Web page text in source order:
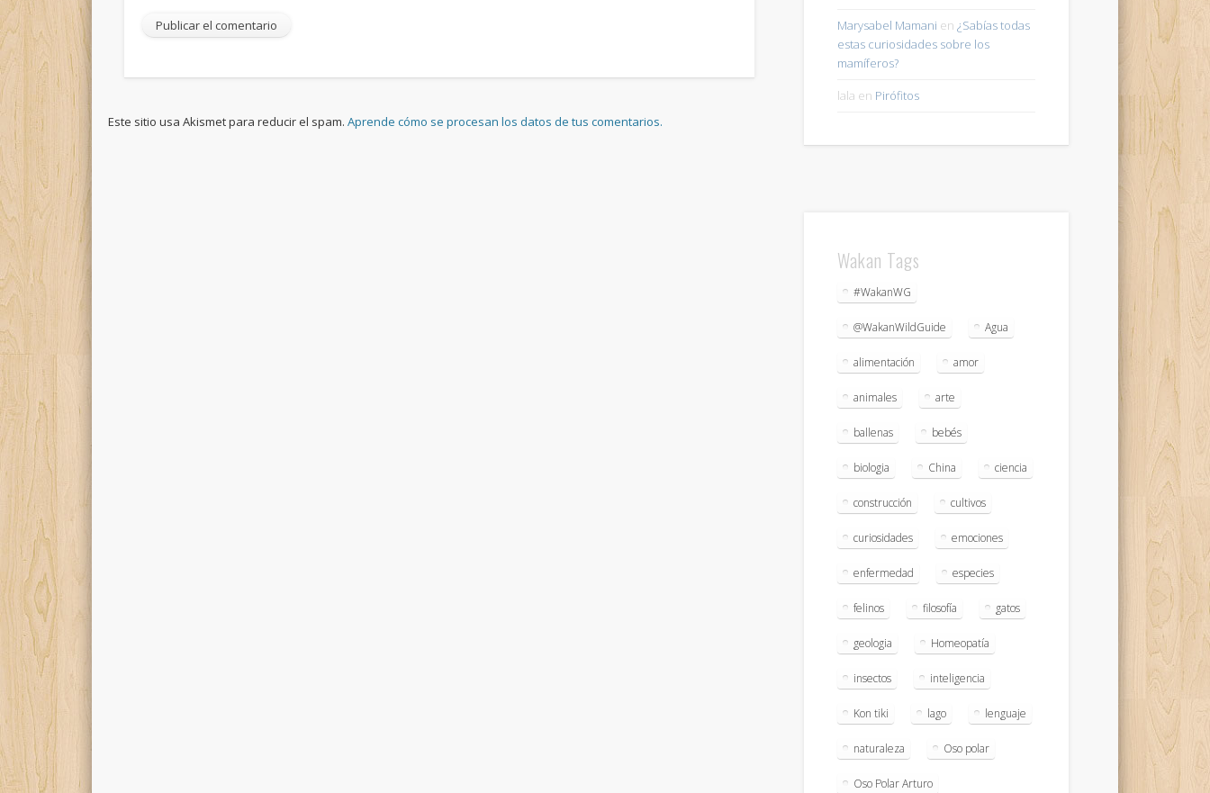
Este sitio usa Akismet para reducir el spam.Aprende cómo se procesan los datos de tus comentarios.
Marysabel Mamani en ¿Sabías todas
estas curiosidades sobre los
mamíferos?
lala en Pirófitos
Wakan Tags
#WakanWG
@WakanWildGuide Agua
alimentación amor
animales arte
ballenas bebés
biologia China ciencia
construcción cultivos
curiosidades emociones
enfermedad especies
felinos filosofía gatos
geologia Homeopatía
insectos inteligencia
Kon tiki lago lenguaje
naturaleza Oso polar
Oso Polar Arturo